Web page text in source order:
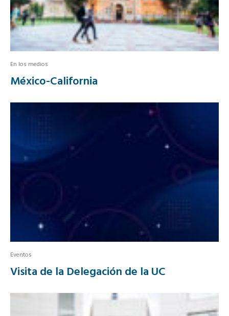
En los medios
México-California
Eventos
Visita de la Delegación de la UC